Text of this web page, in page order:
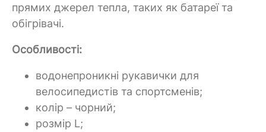
прямих джерел тепла, таких як батареї та
обігрівачі.
Особливості:
водонепроникні рукавички для
велосипедистів та спортсменів;
колір – чорний;
розмір L;